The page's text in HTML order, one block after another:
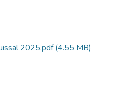
2025.pdf(4.55 MB)